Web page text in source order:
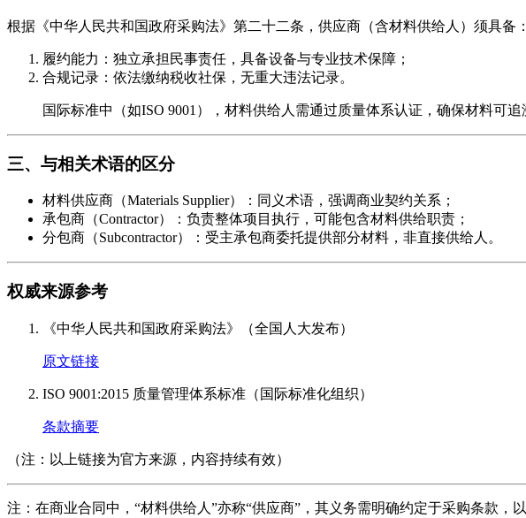
根据《中华人民共和国政府采购法》第二十二条，供应商（含材料供给人）须具备：
履约能力：独立承担民事责任，具备设备与专业技术保障；
合规记录：依法缴纳税收社保，无重大违法记录。
国际标准中（如ISO 9001），材料供给人需通过质量体系认证，确保材料可追
三、与相关术语的区分
材料供应商（Materials Supplier）：同义术语，强调商业契约关系；
承包商（Contractor）：负责整体项目执行，可能包含材料供给职责；
分包商（Subcontractor）：受主承包商委托提供部分材料，非直接供给人。
权威来源参考
《中华人民共和国政府采购法》（全国人大发布）
原文链接
ISO 9001:2015 质量管理体系标准（国际标准化组织）
条款摘要
（注：以上链接为官方来源，内容持续有效）
注：在商业合同中，“材料供给人”亦称“供应商”，其义务需明确约定于采购条款，